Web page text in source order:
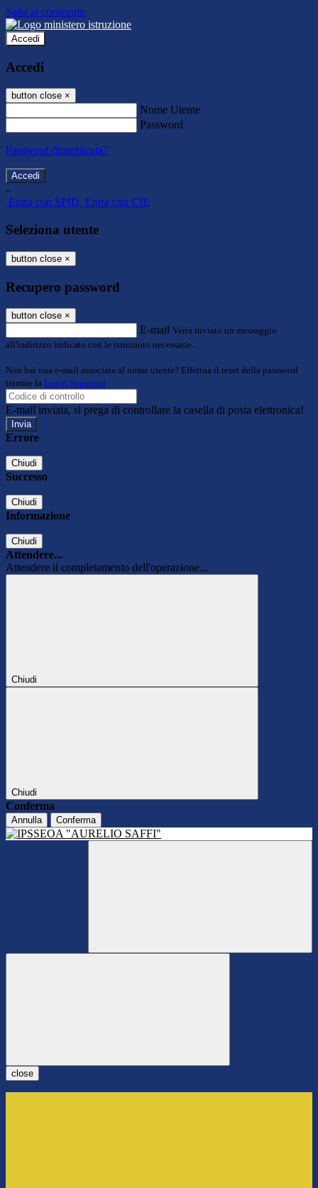
Salta al contenuto
Accedi
Accedi
button close ×
Nome Utente
Password
Password dimenticata?
-
Entra con SPID Entra con CIE
Seleziona utente
button close ×
Recupero password
button close ×
E-mail Verrà inviato un messaggio
all'indirizzo indicato con le istruzioni necessarie.
Non hai una e-mail associata al nome utente? Effettua il reset della password
tramite la Login Spaggiari
E-mail inviata, si prega di controllare la casella di posta elettronica!
Errore
Chiudi
Successo
Chiudi
Informazione
Chiudi
Attendere...
Attendere il completamento dell'operazione...
Chiudi
Chiudi
Conferma
Annulla Conferma
close